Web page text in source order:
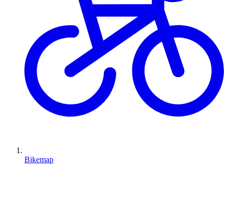
Bikemap